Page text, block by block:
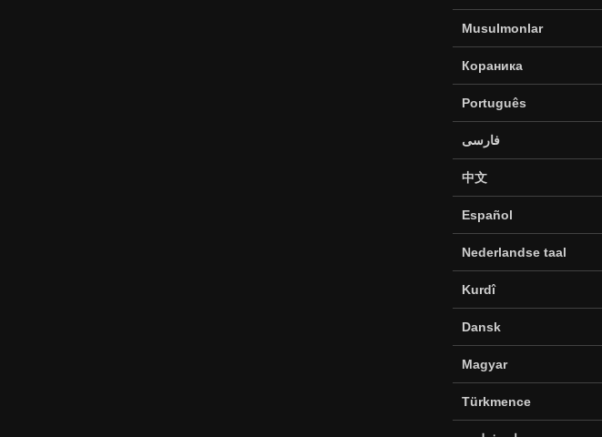
Musulmonlar
Кораника
Português
فارسی
中文
Español
Nederlandse taal
Kurdî
Dansk
Magyar
Türkmence